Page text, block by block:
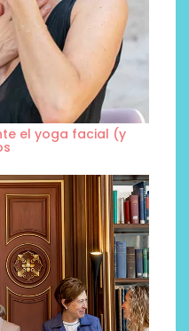
el yoga facial (y